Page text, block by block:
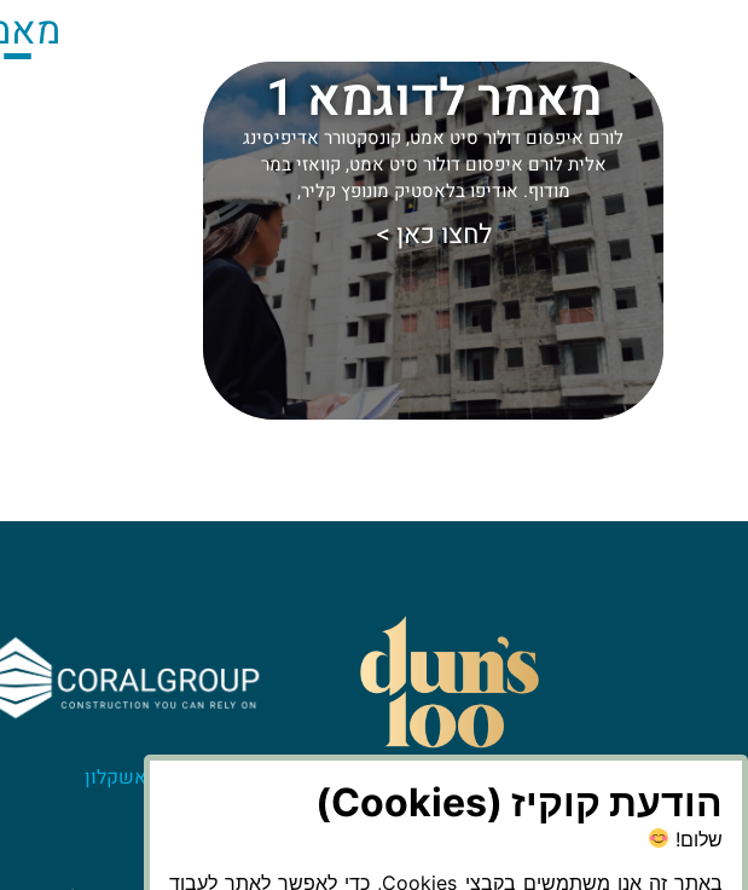
מאמר לדוגמא 1
לורם איפסום דולור סיט אמט, קונסקטורר אדיפיסינג
אלית לורם איפסום דולור סיט אמט, קוואזי במר
מודוף. אודיפו בלאסטיק מונופץ קליר,
לחצו כאן >
מייל:stas.coralgroup@gmail.com הודעת קוקיז (Cookies)
שלום!
באתר זה אנו משתמשים בקבצי Cookies, כדי לאפשר לאתר לעבוד